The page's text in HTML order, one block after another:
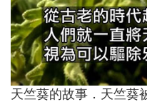
天竺葵的故事．天竺葵